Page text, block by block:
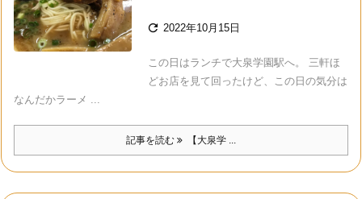
 2022年10月15日
この日はランチで大泉学園駅へ。 三軒ほ
どお店を見て回ったけど、この日の気分は
なんだかラーメ ...
記事を読む 【大泉学 ...